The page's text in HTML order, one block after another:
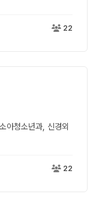
22
아청소년과, 신경외
22